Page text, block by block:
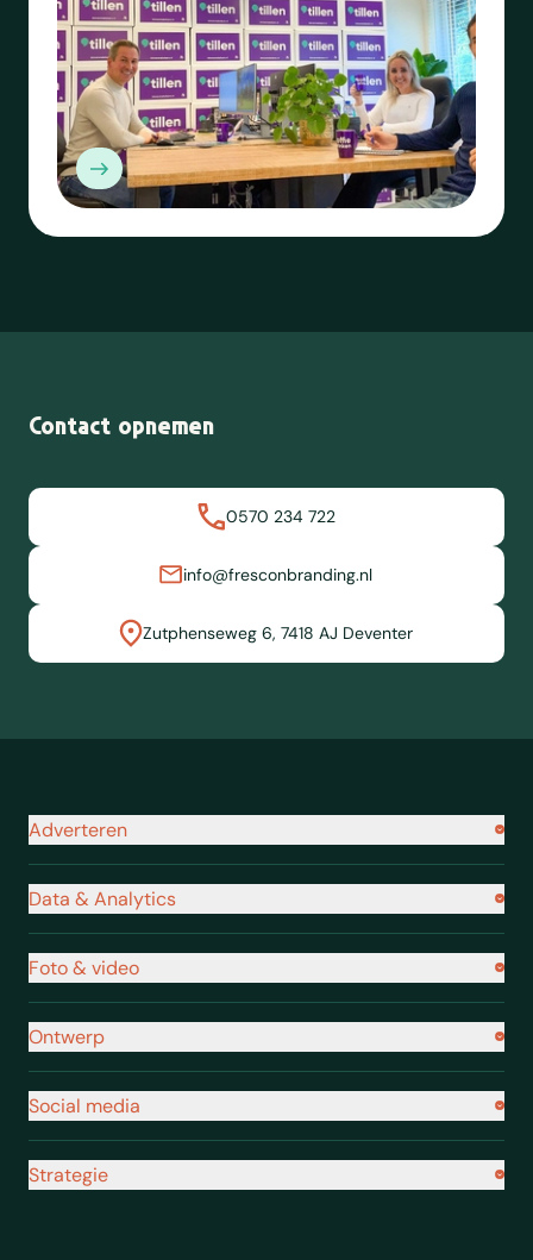
Contact opnemen
0570 234 722
info@fresconbranding.nl
Zutphenseweg 6, 7418 AJ Deventer
Navigatie footer
Adverteren
Data & Analytics
Foto & video
Ontwerp
Social media
Strategie